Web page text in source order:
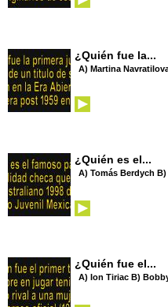
¿Quién fue la...
A) Martina
¿Quién es el...
A) Tomás Berdych
¿Quién fue el...
A) Ion Tiriac B)